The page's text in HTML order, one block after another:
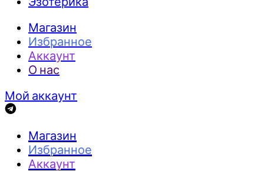
Магазин
Избранное
Аккаунт
О нас
Мой аккаунт
Магазин
Избранное
Аккаунт